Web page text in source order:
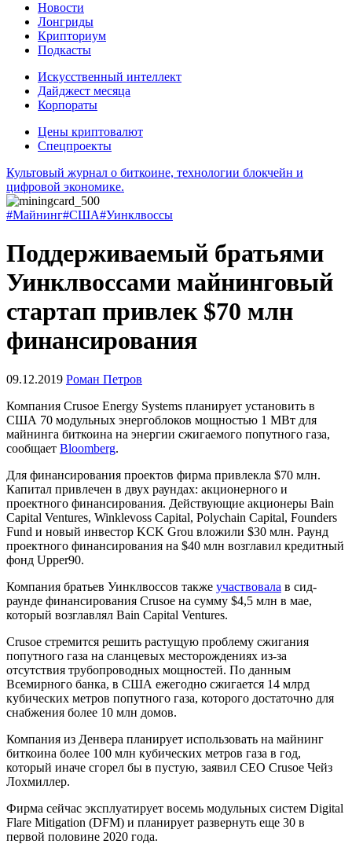
Новости
Лонгриды
Крипториум
Подкасты
Искусственный интеллект
Дайджест месяца
Корпораты
Цены криптовалют
Спецпроекты
Культовый журнал о биткоине, технологии блокчейн и
цифровой экономике.
#Майнинг#США#Уинклвоссы
Поддерживаемый братьями
Уинклвоссами майнинговый
стартап привлек $70 млн
финансирования
09.12.2019 Роман Петров
Компания Crusoe Energy Systems планирует установить в
США 70 модульных энергоблоков мощностью 1 МВт для
майнинга биткоина на энергии сжигаемого попутного газа,
сообщает Bloomberg.
Для финансирования проектов фирма привлекла $70 млн.
Капитал привлечен в двух раундах: акционерного и
проектного финансирования. Действующие акционеры Bain
Capital Ventures, Winklevoss Capital, Polychain Capital, Founders
Fund и новый инвестор KCK Grou вложили $30 млн. Раунд
проектного финансирования на $40 млн возглавил кредитный
фонд Upper90.
Компания братьев Уинклвоссов также участвовала в сид-
раунде финансирования Crusoe на сумму $4,5 млн в мае,
который возглавлял Bain Capital Ventures.
Crusoe стремится решить растущую проблему сжигания
попутного газа на сланцевых месторождениях из-за
отсутствия трубопроводных мощностей. По данным
Всемирного банка, в США ежегодно сжигается 14 млрд
кубических метров попутного газа, которого достаточно для
снабжения более 10 млн домов.
Компания из Денвера планирует использовать на майнинг
биткоина более 100 млн кубических метров газа в год,
который иначе сгорел бы в пустую, заявил CEO Crusoe Чейз
Лохмиллер.
Фирма сейчас эксплуатирует восемь модульных систем Digital
Flare Mitigation (DFM) и планирует развернуть еще 30 в
первой половине 2020 года.